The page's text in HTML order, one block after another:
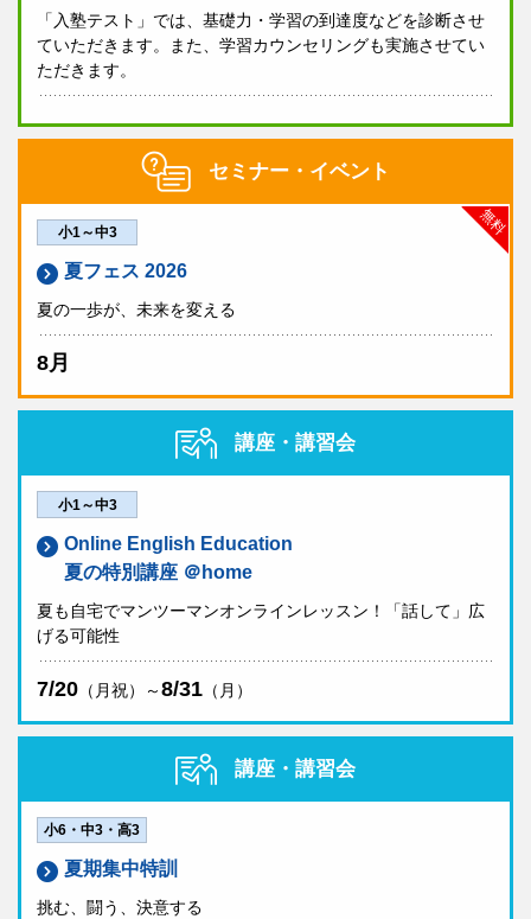
「入塾テスト」では、基礎力・学習の到達度などを診断させ
ていただきます。また、学習カウンセリングも実施させてい
ただきます。
セミナー・イベント
無料
小1～中3
夏フェス 2026
夏の一歩が、未来を変える
8月
講座・講習会
小1～中3
Online English Education
夏の特別講座 ＠home
夏も自宅でマンツーマンオンラインレッスン！「話して」広
げる可能性
7/20 （月祝）～8/31 （月）
講座・講習会
小6・中3・高3
夏期集中特訓
挑む、闘う、決意する